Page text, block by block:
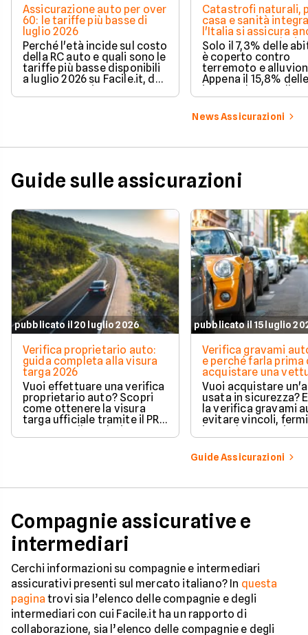
Assicurazione auto per over
60: le tariffe più basse di
luglio 2026
Perché l'età incide sul costo
della RC auto e quali sono le
tariffe più basse disponibili
a luglio 2026 su Facile.it, da
Catastrofi naturali,
casa e sanità
l'Italia si assicura
troppo poco. I dati
Solo il 7,3% delle
è coperto contro
terremoto e
Appena il 15,8%
catastrofale
dati ANIA 2025 sul
assicurativo
News Assicurazioni
Guide sulle assicurazioni
pubblicato il 20 luglio 2026
Verifica proprietario auto:
guida completa alla visura
targa 2026
Vuoi effettuare una verifica
proprietario auto? Scopri
come ottenere la visura
targa ufficiale tramite il PRA
vincoli in totale sicurezza.
pubblicato il 15 luglio
Verifica gravami
e perché farla prima
acquistare una
Vuoi acquistare
usata in sicurezza?
la verifica gravami
evitare vincoli,
tutelare il tuo
Guide Assicurazioni
Compagnie assicurative e
intermediari
Cerchi informazioni su compagnie e intermediari
assicurativi presenti sul mercato italiano? In questa
pagina trovi sia l’elenco delle compagnie e degli
intermediari con cui Facile.it ha un rapporto di
collaborazione, sia l’elenco delle compagnie e degli